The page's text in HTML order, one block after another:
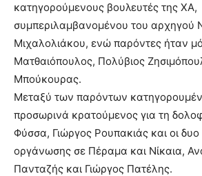
κατηγορούμενους βουλευτές της ΧΑ,
συμπεριλαμβανομένου του αρχηγού
Μιχαλολιάκου, ενώ παρόντες ήταν
Ματθαιόπουλος, Πολύβιος
Μπούκουρας.
Μεταξύ των παρόντων
προσωρινά κρατούμενος για τη
Φύσσα, Γιώργος Ρουπακιάς και οι
οργάνωσης σε Πέραμα και Νίκαια,
Πανταζής και Γιώργος Πατέλης.